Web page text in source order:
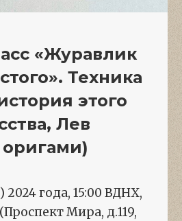
«Журавлик
Техника
этого
Лев
2024 года, 15:00 ВДНХ,
Мира, д.119,